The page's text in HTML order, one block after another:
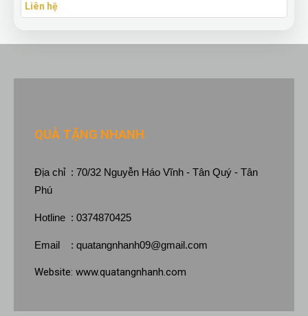
Liên hệ
QUÀ TẶNG NHANH
Địa chỉ : 70/32 Nguyễn Háo Vĩnh - Tân Quý - Tân
Phú
Hotline : 0374870425
Email : quatangnhanh09@gmail.com
Website: www.quatangnhanh.com